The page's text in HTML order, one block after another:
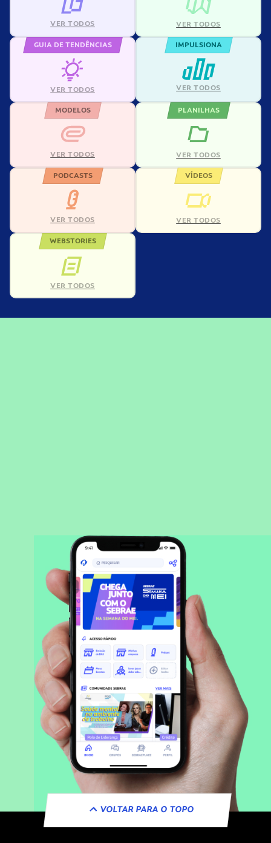
VER TODOS VER TODOS
GUIA DE TENDÊNCIAS
VER TODOS
IMPULSIONA
VER TODOS
MODELOS
VER TODOS
PLANILHAS
VER TODOS
PODCASTS
VER TODOS
VÍDEOS
VER TODOS
WEBSTORIES
VER TODOS
VOLTAR PARA O TOPO